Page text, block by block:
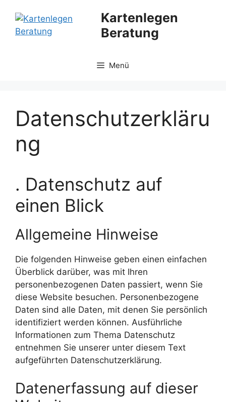
Inhalt
springen
Kartenlegen
Beratung
Menü
Datenschutzerkläru
ng
. Datenschutz auf
einen Blick
Allgemeine Hinweise
Die folgenden Hinweise geben einen einfachen
Überblick darüber, was mit Ihren
personenbezogenen Daten passiert, wenn Sie
diese Website besuchen. Personenbezogene
Daten sind alle Daten, mit denen Sie persönlich
identifiziert werden können. Ausführliche
Informationen zum Thema Datenschutz
entnehmen Sie unserer unter diesem Text
aufgeführten Datenschutzerklärung.
Datenerfassung auf dieser